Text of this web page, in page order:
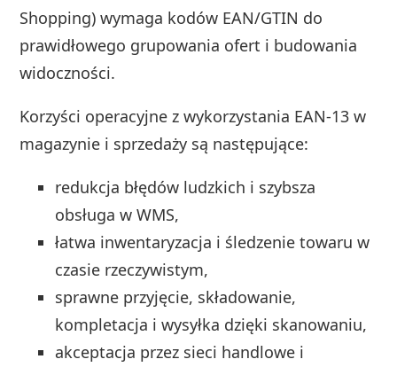
Shopping) wymaga kodów EAN/GTIN do
prawidłowego grupowania ofert i budowania
widoczności.
Korzyści operacyjne z wykorzystania EAN‑13 w
magazynie i sprzedaży są następujące:
redukcja błędów ludzkich i szybsza
obsługa w WMS,
łatwa inwentaryzacja i śledzenie towaru w
czasie rzeczywistym,
sprawne przyjęcie, składowanie,
kompletacja i wysyłka dzięki skanowaniu,
akceptacja przez sieci handlowe i